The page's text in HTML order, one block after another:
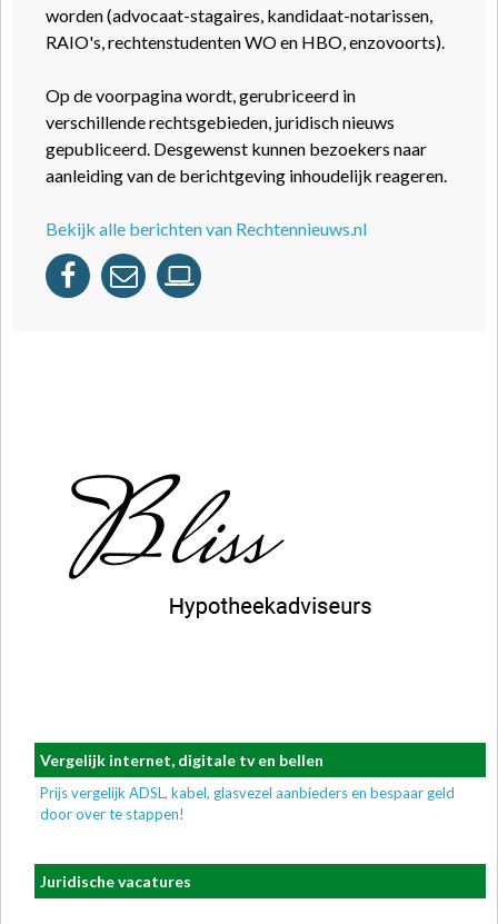
worden (advocaat-stagaires, kandidaat-notarissen,
RAIO's, rechtenstudenten WO en HBO, enzovoorts).
Op de voorpagina wordt, gerubriceerd in
verschillende rechtsgebieden, juridisch nieuws
gepubliceerd. Desgewenst kunnen bezoekers naar
aanleiding van de berichtgeving inhoudelijk reageren.
Bekijk alle berichten van Rechtennieuws.nl
Vergelijk internet, digitale tv en bellen
Prijs vergelijk ADSL, kabel, glasvezel aanbieders en bespaar geld
door over te stappen!
Juridische vacatures